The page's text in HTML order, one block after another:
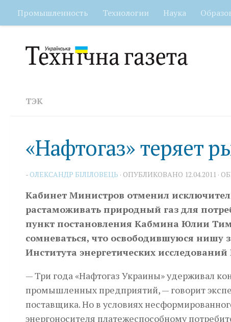
Перейти к содержимому
Промышленность Технологии Наука
ТЭК
«Нафтогаз» теряет
- ОЛЕКСАНДР БІЛІЛОВЕЦЬ · ОПУБЛИКОВАНО 12.04.2011 ·
Кабинет Министров отменил
растаможивать природный газ для
пункт постановления Кабмина Юлии
сомневаться, что освободившуюся нишу
Института энергетических
— Три года «Нафтогаз Украины» удерживал
промышленных предприятий, — говорит
поставщика. Но в условиях
энергоносителя платежеспособному